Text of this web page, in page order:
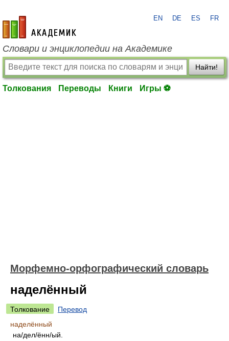
academic.ru
EN DE ES FR
Словари и энциклопедии на Академике
Найти!
Толкования Переводы Книги Игры ⚽
Морфемно-орфографический словарь
наделённый
Толкование
Перевод
наделённый
на/дел/ённ/ый.